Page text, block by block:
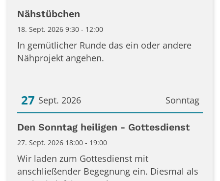
Datum: 18. September 2026
Nähstübchen
18. Sept. 2026 9:30 - 12:00
In gemütlicher Runde das ein oder andere
Nähprojekt angehen.
Sonntag
27 Sept. 2026
Datum: 27. September 2026
Den Sonntag heiligen - Gottesdienst
27. Sept. 2026 18:00 - 19:00
Wir laden zum Gottesdienst mit
anschließender Begegnung ein. Diesmal als